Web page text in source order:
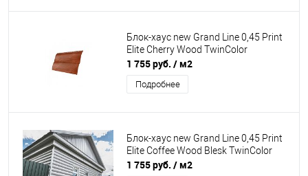
Блок-хаус new Grand Line 0,45 Print
Elite Cherry Wood TwinColor
1 755 руб. / м2
Подробнее
Блок-хаус new Grand Line 0,45 Print
Elite Coffee Wood Blesk TwinColor
1 755 руб. / м2